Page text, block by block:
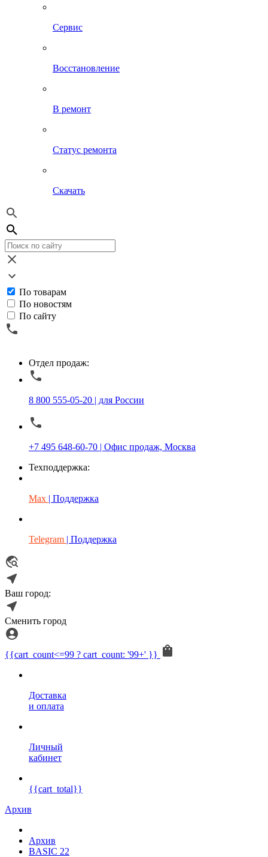
Сервис
Восстановление
В ремонт
Статус ремонта
Скачать
По товарам
По новостям
По сайту
Отдел продаж:
8 800 555-05-20 | для России
+7 495 648-60-70 | Офис продаж, Москва
Техподдержка:
Max | Поддержка
Telegram | Поддержка
Ваш город:
Сменить город
{{cart_count<=99 ? cart_count: '99+' }}
Доставка
и оплата
Личный
кабинет
{{cart_total}}
Архив
Архив
BASIC 22